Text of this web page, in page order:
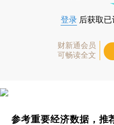
登录 后获取
财新通会员
可畅读全文
参考重要经济数据，推